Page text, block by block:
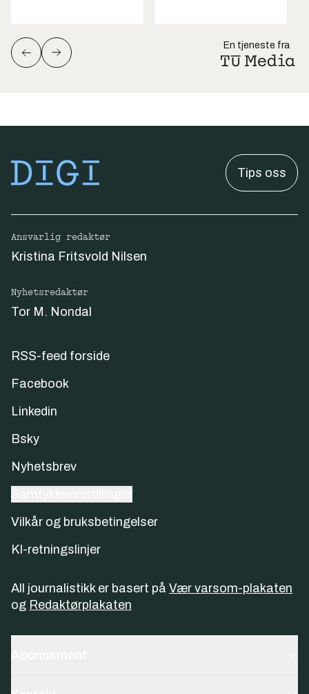
En tjeneste fra
Tips oss
Ansvarlig redaktør
Kristina Fritsvold Nilsen
Nyhetsredaktør
Tor M. Nondal
RSS-feed forside
Facebook
Linkedin
Bsky
Nyhetsbrev
Vilkår og bruksbetingelser
KI-retningslinjer
All journalistikk er basert på Vær varsom-plakaten
og Redaktørplakaten